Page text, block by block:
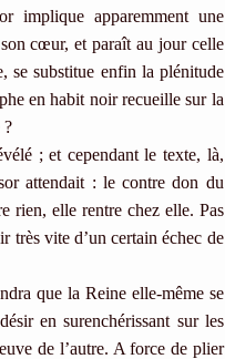
implique apparemment une
cœur, et paraît au jour celle
se substitue enfin la plénitude
en habit noir recueille sur la
?
; et cependant le texte, là,
attendait : le contre don du
rien, elle rentre chez elle. Pas
très vite d’un certain échec de
que la Reine elle-même se
en surenchérissant sur les
de l’autre. A force de plier